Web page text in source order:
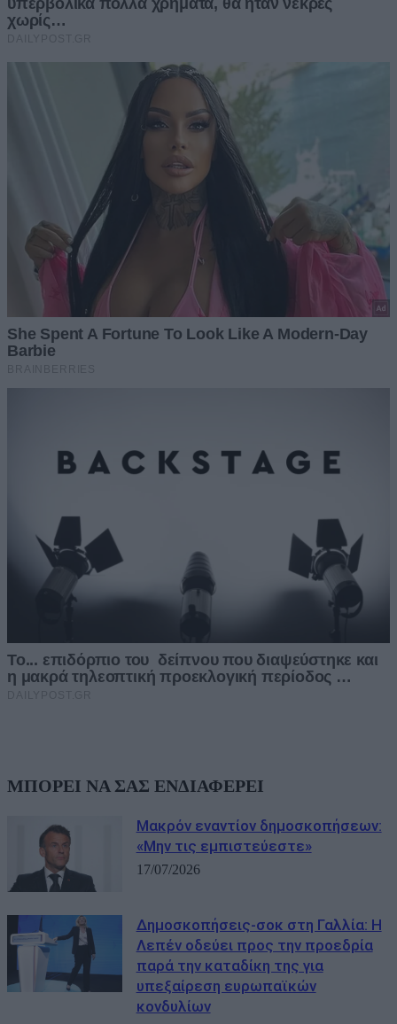
ΜΠΟΡΕΙ ΝΑ ΣΑΣ ΕΝΔΙΑΦΕΡΕΙ
Μακρόν εναντίον δημοσκοπήσεων:
«Μην τις εμπιστεύεστε»
17/07/2026
Δημοσκοπήσεις-σοκ στη Γαλλία: Η
Λεπέν οδεύει προς την προεδρία
παρά την καταδίκη της για
υπεξαίρεση ευρωπαϊκών
κονδυλίων